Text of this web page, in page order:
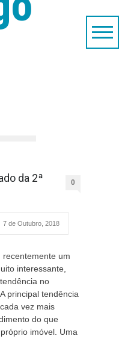
da 2ª
0
7 de Outubro, 2018
recentemente um
interessante,
no
principal tendência
vez mais
do que
imóvel. Uma